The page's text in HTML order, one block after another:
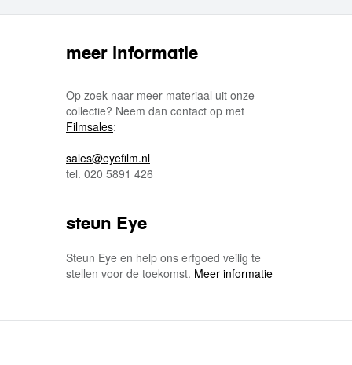
meer informatie
Op zoek naar meer materiaal uit onze
collectie? Neem dan contact op met
Filmsales:
sales@eyefilm.nl
tel. 020 5891 426
steun Eye
Steun Eye en help ons erfgoed veilig te
stellen voor de toekomst. Meer informatie